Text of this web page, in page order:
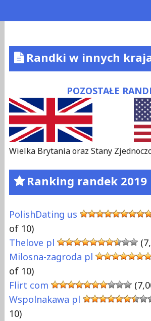
Randki w innych
POZOSTAŁE
Wielka Brytania oraz Stany
Ranking randek 2019
PolishDating us
of 10)
Thelove pl
Milosna-zagroda pl
of 10)
Flirt com
Wspolnakawa pl
10)